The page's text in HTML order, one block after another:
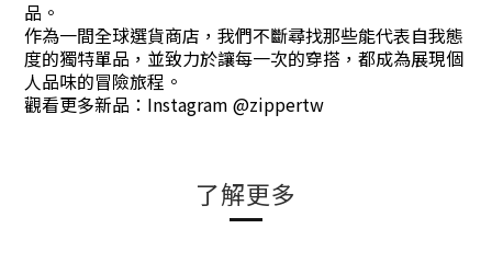
品。
作為一間全球選貨商店，我們不斷尋找那些能代表自我態
度的獨特單品，並致力於讓每一次的穿搭，都成為展現個
人品味的冒險旅程。
觀看更多新品：Instagram @zippertw
了解更多